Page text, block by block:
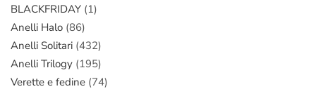
BLACKFRIDAY (1)
Anelli Halo (86)
Anelli Solitari (432)
Anelli Trilogy (195)
Verette e fedine (74)